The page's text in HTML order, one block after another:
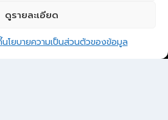
ดูรายละเอียด
นโยบายความเป็นส่วนตัวของข้อมูล
ติดต่อ อบต.
ารบริหารส่วนตำบลม่วงค่อม